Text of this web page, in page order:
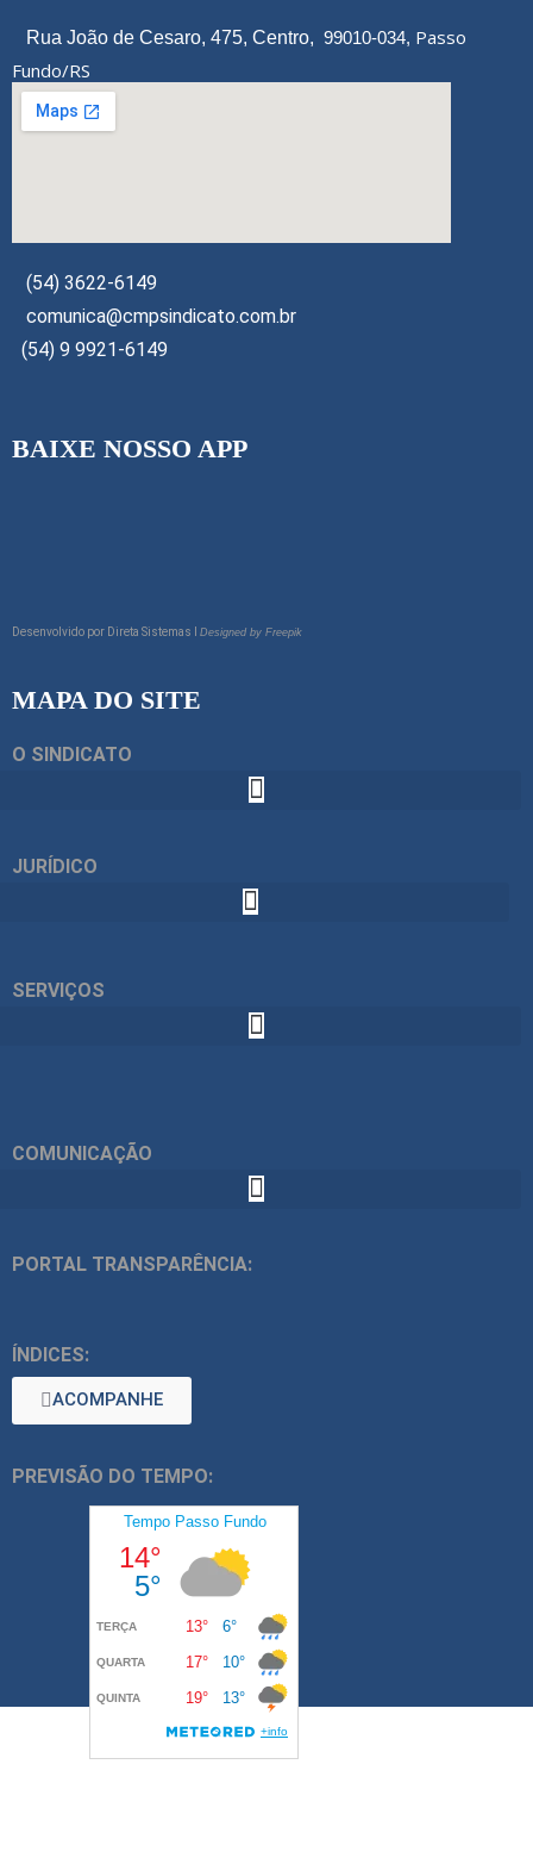
Rua João de Cesaro, 475, Centro, 99010-034, Passo
Fundo/RS
(54) 3622-6149
comunica@cmpsindicato.com.br
(54) 9 9921-6149
BAIXE NOSSO APP
Desenvolvido por Direta Sistemas I Designed by Freepik
MAPA DO SITE
O SINDICATO
JURÍDICO
SERVIÇOS
COMUNICAÇÃO
PORTAL TRANSPARÊNCIA:
ÍNDICES:
ACOMPANHE
PREVISÃO DO TEMPO: